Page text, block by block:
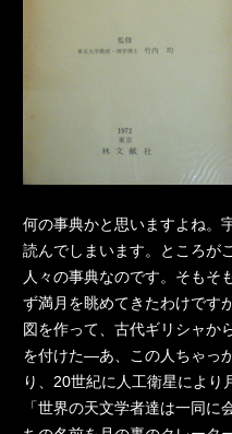
何の事典かと思いますよね。
読んでしまいます。ところが
人々の事典なのです。そもそ
ず満月を眺めてきたわけです
図を作って、古代ギリシャか
を付けた―あ、この人ちゃっ
り、20世紀に人工衛星によ
「世界の天文学者達は一同